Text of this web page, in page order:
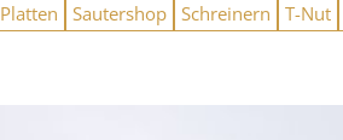
Platten Sautershop Schreinern T-Nut